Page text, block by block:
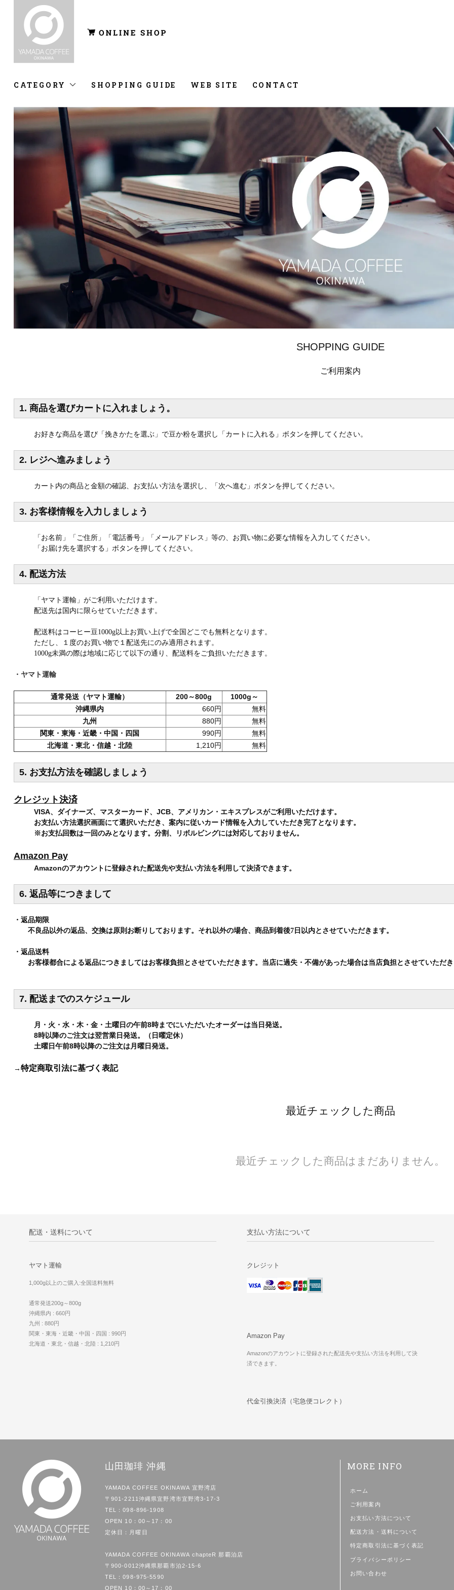
CATEGORY SHOPPING GUIDE WEB SITE CONTACT
SHOPPING GUIDE
ご利用案内
1. 商品を選びカートに入れましょう。
お好きな商品を選び「挽きかたを選ぶ」で豆か粉を選択し「カートに入れる」ボタンを押してください。
2. レジへ進みましょう
カート内の商品と金額の確認、お支払い方法を選択し、「次へ進む」ボタンを押してください。
3. お客様情報を入力しましょう
「お名前」「ご住所」「電話番号」「メールアドレス」等の、お買い物に必要な情報を入力してください。
「お届け先を選択する」ボタンを押してください。
4. 配送方法
「ヤマト運輸」がご利用いただけます。
配送先は国内に限らせていただきます。
配送料はコーヒー豆1000g以上お買い上げで全国どこでも無料となります。
ただし、１度のお買い物で１配送先にのみ適用されます。
1000g未満の際は地域に応じて以下の通り、配送料をご負担いただきます。
・ヤマト運輸
通常発送（ヤマト運輸） 200～800g
1000g～
沖縄県内
660円
無料
九州
880円
無料
関東・東海・近畿・中国・四国
990円
無料
北海道・東北・信越・北陸
1,210円 無料
5. お支払方法を確認しましょう
クレジット決済
VISA、ダイナーズ、マスターカード、JCB、アメリカン・エキスプレスがご利用いただけます。
お支払い方法選択画面にて選択いただき、案内に従いカード情報を入力していただき完了となります。
※お支払回数は一回のみとなります。分割、リボルビングには対応しておりません。
Amazon Pay
Amazonのアカウントに登録された配送先や支払い方法を利用して決済できます。
6. 返品等につきまして
・返品期限
不良品以外の返品、交換は原則お断りしております。それ以外の場合、商品到着後7日以内とさせていただきます。
・返品送料
お客様都合による返品につきましてはお客様負担とさせていただきます。当店に過失・不備があった場合は当店負担とさせていただ
7. 配送までのスケジュール
月・火・水・木・金・土曜日の午前8時までにいただいたオーダーは当日発送。
8時以降のご注文は翌営業日発送。（日曜定休）
土曜日午前8時以降のご注文は月曜日発送。
→特定商取引法に基づく表記
最近チェックした商品
最近チェックした商品はまだありません。
配送・送料について
ヤマト運輸
1,000g以上のご購入:全国送料無料
通常発送200g～800g
沖縄県内 : 660円
九州 : 880円
関東・東海・近畿・中国・四国 : 990円
北海道・東北・信越・北陸 : 1,210円
支払い方法について
クレジット
Amazon Pay
Amazonのアカウントに登録された配送先や支払い方法を利用して決
済できます。
代金引換決済（宅急便コレクト）
山田珈琲 沖縄
YAMADA COFFEE OKINAWA 宜野湾店
〒901-2211沖縄県宜野湾市宜野湾3-17-3
TEL：098-896-1908
OPEN 10：00～17：00
定休日：月曜日
YAMADA COFFEE OKINAWA chapteR 那覇泊店
〒900-0012沖縄県那覇市泊2-15-6
TEL：098-975-5590
OPEN 10：00～17：00
MORE INFO
ホーム
ご利用案内
お支払い方法について
配送方法・送料について
特定商取引法に基づく表記
プライバシーポリシー
お問い合わせ